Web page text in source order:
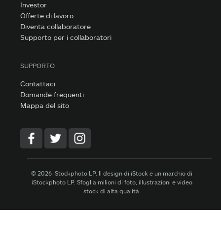
Investor
Offerte di lavoro
Diventa collaboratore
Supporto per i collaboratori
SUPPORTO
Contattaci
Domande frequenti
Mappa del sito
© 2026 iStockphoto LP. Il design di iStock è un marchio di
iStockphoto LP. Sfoglia milioni di foto, illustrazioni e video
stock di alta qualità.